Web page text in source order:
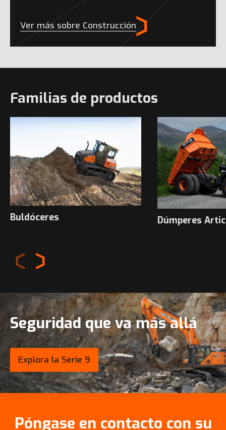
Ver más sobre Construcción
Familias de productos
Buldóceres Dúmperes
Seguridad que va más allá
Explora la Serie 9
Póngase en contacto con su